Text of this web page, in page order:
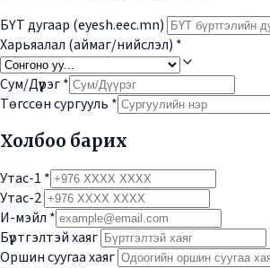
БҮТ дугаар (eyesh.eec.mn)
Харьяалал (аймаг/нийслэл) *
Сум/Дүүрэг*
Төгссөн сургууль *
Холбоо барих
Утас-1 *
Утас-2
И-мэйл *
Бүртгэлтэй хаяг
Оршин суугаа хаяг